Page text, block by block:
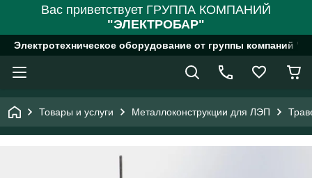
Вас приветствует ГРУППА КОМПАНИЙ
"ЭЛЕКТРОБАР"
Электротехническое оборудование от группы компаний
Товары и услуги Металлоконструкции для ЛЭП